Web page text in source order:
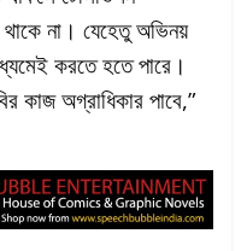
না। যেহেতু অভিনয়
করতে হতে পারে।
কাজ অগ্রাধিকার পাবে,”